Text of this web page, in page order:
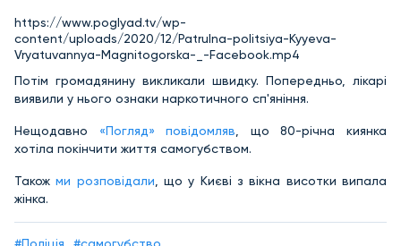
https://www.poglyad.tv/wp-
content/uploads/2020/12/Patrulna-politsiya-Kyyeva-
Vryatuvannya-Magnitogorska-_-Facebook.mp4
Потім громадянину викликали швидку. Попередньо, лікарі
виявили у нього ознаки наркотичного сп'яніння.
Нещодавно «Погляд» повідомляв , що 80-річна киянка
хотіла покінчити життя самогубством.
Також ми розповідали , що у Києві з вікна висотки випала
жінка.
#Поліція #самогубство